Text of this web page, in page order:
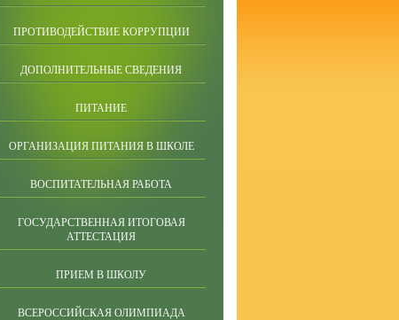
ПРОТИВОДЕЙСТВИЕ КОРРУПЦИИ
ДОПОЛНИТЕЛЬНЫЕ СВЕДЕНИЯ
ПИТАНИЕ
ОРГАНИЗАЦИЯ ПИТАНИЯ В ШКОЛЕ
ВОСПИТАТЕЛЬНАЯ РАБОТА
ГОСУДАРСТВЕННАЯ ИТОГОВАЯ
АТТЕСТАЦИЯ
ПРИЕМ В ШКОЛУ
ВСЕРОССИЙСКАЯ ОЛИМПИАДА